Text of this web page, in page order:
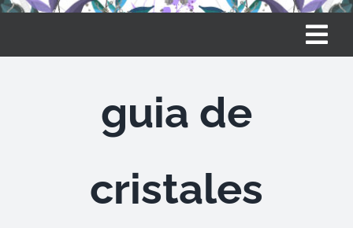
guia de
cristales